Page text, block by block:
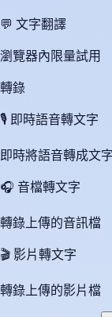
💬 文字翻譯
瀏覽器內限量試用
轉錄
🎙️ 即時語音轉文字
即時將語音轉成文字
🎧 音檔轉文字
轉錄上傳的音訊檔
🎬 影片轉文字
轉錄上傳的影片檔